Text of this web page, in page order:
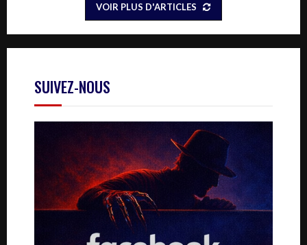
VOIR PLUS D'ARTICLES
SUIVEZ-NOUS